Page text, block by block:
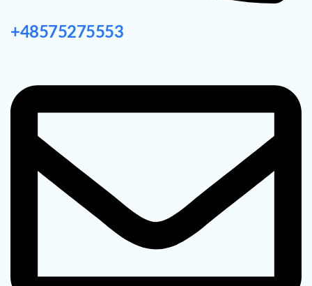
+48575275553